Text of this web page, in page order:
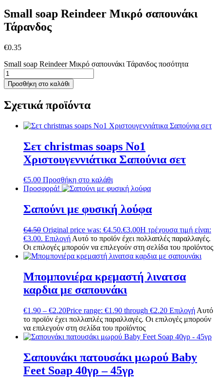
Small soap Reindeer Μικρό σαπουνάκι
Τάρανδος
€0.35
Small soap Reindeer Μικρό σαπουνάκι Τάρανδος ποσότητα
Προσθήκη στο καλάθι
Σχετικά προϊόντα
Σετ christmas soaps No1
Χριστουγεννιάτικα Σαπούνια σετ
€5.00 Προσθήκη στο καλάθι
Προσφορά!
Σαπούνι με φυσική λούφα
€4.50 Original price was: €4.50.€3.00Η τρέχουσα τιμή είναι:
€3.00. Επιλογή Αυτό το προϊόν έχει πολλαπλές παραλλαγές.
Οι επιλογές μπορούν να επιλεγούν στη σελίδα του προϊόντος
Μπομπονιέρα κρεμαστή λινατσα
καρδια με σαπουνάκι
€1.90 – €2.20Price range: €1.90 through €2.20 Επιλογή Αυτό
το προϊόν έχει πολλαπλές παραλλαγές. Οι επιλογές μπορούν
να επιλεγούν στη σελίδα του προϊόντος
Σαπουνάκι πατουσάκι μωρού Baby
Feet Soap 40γρ – 45γρ